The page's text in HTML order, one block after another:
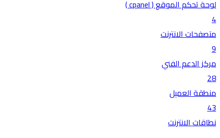
لوحة تحكم الموقع ( cpanel )
4
متصفحات الانترنت
9
مركز الدعم الفني
28
منطقة العميل
43
نطاقات الانترنت